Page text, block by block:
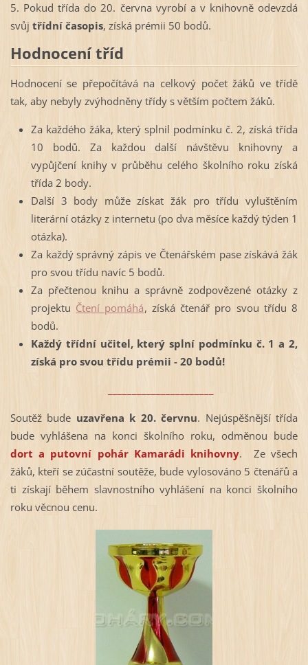
5. Pokud třída do 20. června vyrobí a v knihovně odevzdá
svůj třídní časopis, získá prémii 50 bodů.
Hodnocení tříd
Hodnocení se přepočítává na celkový počet žáků ve třídě
tak, aby nebyly zvýhodněny třídy s větším počtem žáků.
Za každého žáka, který splnil podmínku č. 2, získá třída
10 bodů. Za každou další návštěvu knihovny a
vypůjčení knihy v průběhu celého školního roku získá
třída 2 body.
Další 3 body může získat žák pro třídu vyluštěním
literární otázky z internetu (po dva měsíce každý týden 1
otázka).
Za každý správný zápis ve Čtenářském pase získává žák
pro svou třídu navíc 5 bodů.
Za přečtenou knihu a správně zodpovězené otázky z
projektu Čtení pomáhá, získá čtenář pro svou třídu 8
bodů.
Každý třídní učitel, který splní podmínku č. 1 a 2,
získá pro svou třídu prémii - 20 bodů!
Soutěž bude uzavřena k 20. červnu. Nejúspěšnější třída
bude vyhlášena na konci školního roku, odměnou bude
dort a putovní pohár Kamarádi knihovny. Ze všech
žáků, kteří se zúčastní soutěže, bude vylosováno 5 čtenářů a
ti získají během slavnostního vyhlášení na konci školního
roku věcnou cenu.